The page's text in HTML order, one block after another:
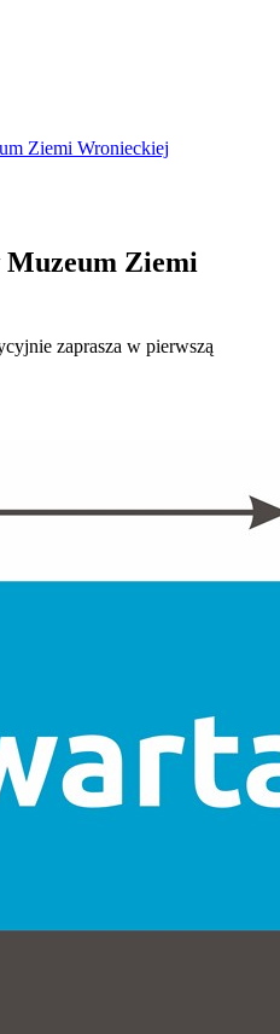
Ziemi Wronieckiej
Ziemi
zaprasza w pierwszą